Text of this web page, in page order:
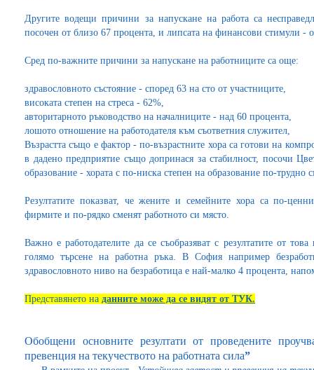
Другите водещи причини за напускане на работа са
посочен от близо 67 процента, и липсата на финансови стимули -
Сред по-важните причини за напускане на работниците са още:
здравословното състояние - според 63 на сто от участниците,
високата степен на стреса - 62%,
авторитарното ръководство на началниците - над 60 процента,
лошото отношение на работодателя към съответния служител,
Възрастта също е фактор - по-възрастните хора са готови на
в дадено предприятие също допринася за стабилност, посочи
образование - хората с по-ниска степен на образование по-трудно
Резултатите показват, че жените и семейните хора са по-
фирмите и по-рядко сменят работното си място.
Важно е работодателите да се съобразяват с резултатите от
голямо търсене на работна ръка. В София например
здравословното ниво на безработица е най-малко 4 процента,
Представянето на данните може да се видят от ТУК.
Обобщени основните резултати от проведените
превенция на текучеството на работната сила”